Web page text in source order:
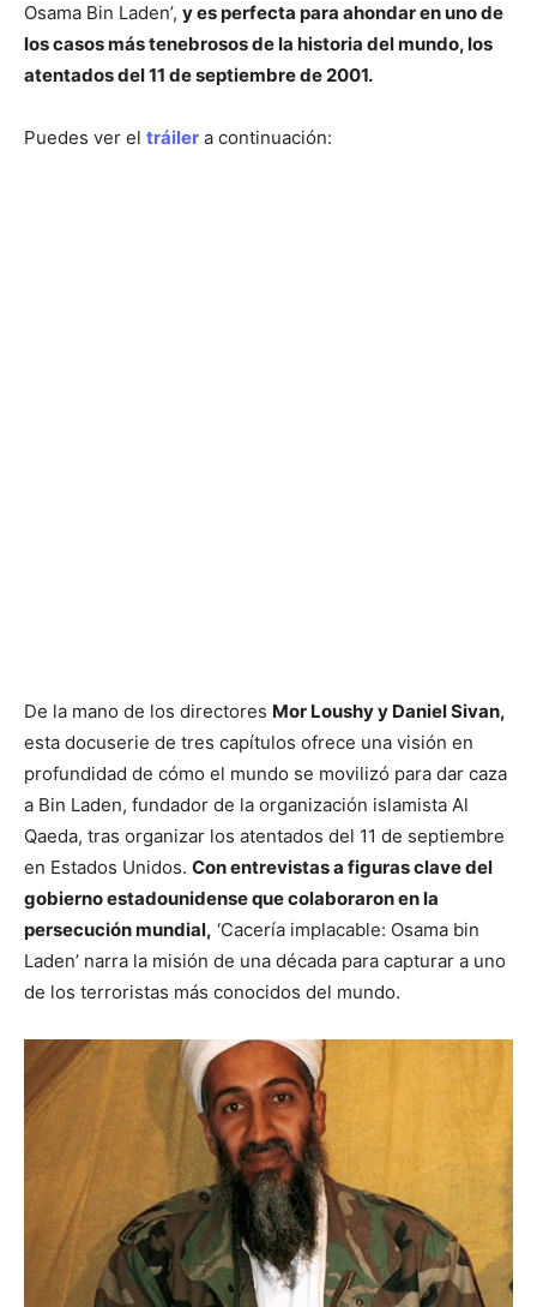
Osama Bin Laden’, y es perfecta para ahondar en uno de
los casos más tenebrosos de la historia del mundo, los
atentados del 11 de septiembre de 2001.
Puedes ver el tráiler a continuación:
De la mano de los directores Mor Loushy y Daniel Sivan,
esta docuserie de tres capítulos ofrece una visión en
profundidad de cómo el mundo se movilizó para dar caza
a Bin Laden, fundador de la organización islamista Al
Qaeda, tras organizar los atentados del 11 de septiembre
en Estados Unidos. Con entrevistas a figuras clave del
gobierno estadounidense que colaboraron en la
persecución mundial, ‘Cacería implacable: Osama bin
Laden’ narra la misión de una década para capturar a uno
de los terroristas más conocidos del mundo.